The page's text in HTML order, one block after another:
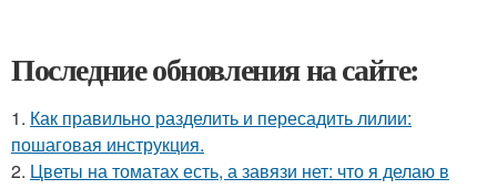
Последние обновления на сайте:
1. Как правильно разделить и пересадить лилии:
пошаговая инструкция.
2. Цветы на томатах есть, а завязи нет: что я делаю в